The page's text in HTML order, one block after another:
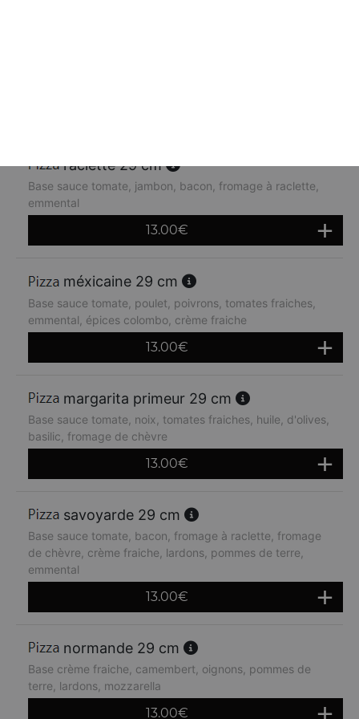
raclette 29 cm
Base sauce tomate, jambon, bacon, fromage à raclette,
emmental
13.00€
méxicaine 29 cm
Base sauce tomate, poulet, poivrons, tomates fraiches,
emmental, épices colombo, crème fraiche
13.00€
margarita primeur 29 cm
Base sauce tomate, noix, tomates fraiches, huile, d'olives,
basilic, fromage de chèvre
13.00€
savoyarde 29 cm
Base sauce tomate, bacon, fromage à raclette, fromage
de chèvre, crème fraiche, lardons, pommes de terre,
emmental
13.00€
normande 29 cm
Base crème fraiche, camembert, oignons, pommes de
terre, lardons, mozzarella
13.00€